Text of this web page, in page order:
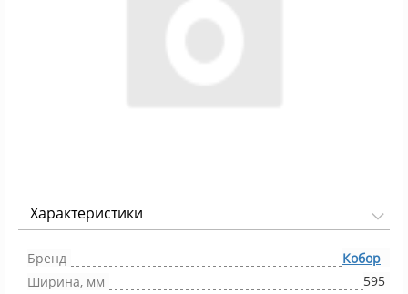
Характеристики
Бренд
Кобор
Ширина, мм
595